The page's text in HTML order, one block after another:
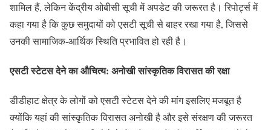
शामिल हैं, लेकिन केंद्रीय ओबीसी सूची में अपडेट की जरूरत है। रिपोर्ट्स में
कहा गया है कि कुछ समुदायों को एसटी सूची से बाहर रखा गया है, जिससे
उनकी सामाजिक-आर्थिक स्थिति प्रभावित हो रही है।
एसटी स्टेटस देने का औचित्य: अनोखी सांस्कृतिक विरासत की रक्षा
डीडीहाट क्षेत्र के लोगों को एसटी स्टेटस देने की मांग इसलिए मजबूत है
क्योंकि यहां की सांस्कृतिक विरासत अनोखी है और इसे संरक्षण की जरूरत